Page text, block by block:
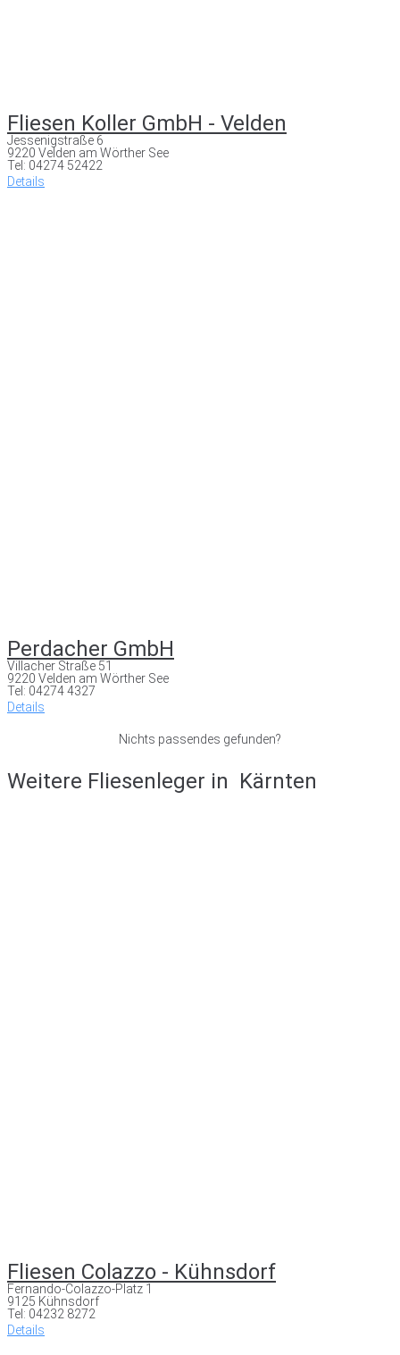
Fliesen Koller GmbH - Velden
Jessenigstraße 6
9220 Velden am Wörther See
Tel: 04274 52422
Details
Perdacher GmbH
Villacher Straße 51
9220 Velden am Wörther See
Tel: 04274 4327
Details
Nichts passendes gefunden?
Weitere Fliesenleger in Kärnten
Fliesen Colazzo - Kühnsdorf
Fernando-Colazzo-Platz 1
9125 Kühnsdorf
Tel: 04232 8272
Details